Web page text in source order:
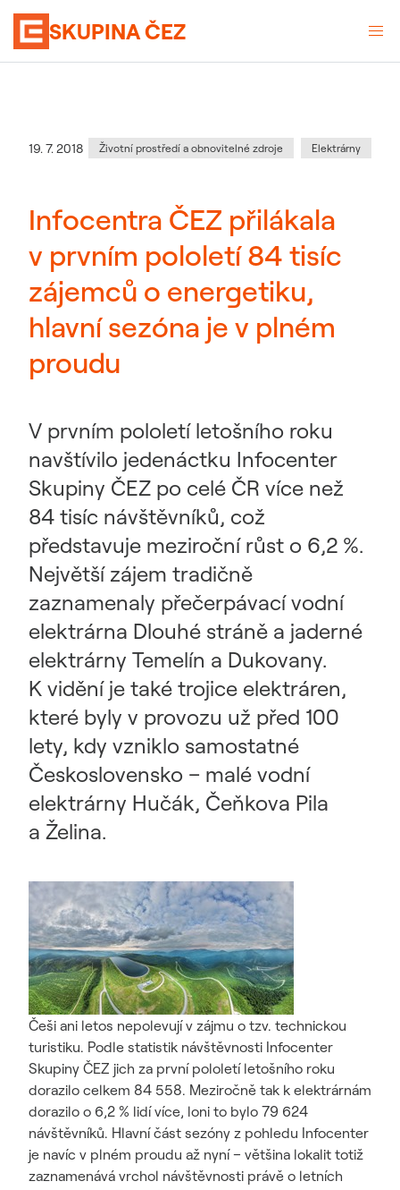
SKUPINA ČEZ
Datum zveřejnění
19. 7. 2018 Kategorie:
Životní prostředí a obnovitelné zdroje Elektrárny
Infocentra ČEZ přilákala
v prvním pololetí 84 tisíc
zájemců o energetiku,
hlavní sezóna je v plném
proudu
V prvním pololetí letošního roku
navštívilo jedenáctku Infocenter
Skupiny ČEZ po celé ČR více než
84 tisíc návštěvníků, což
představuje meziroční růst o 6,2 %.
Největší zájem tradičně
zaznamenaly přečerpávací vodní
elektrárna Dlouhé stráně a jaderné
elektrárny Temelín a Dukovany.
K vidění je také trojice elektráren,
které byly v provozu už před 100
lety, kdy vzniklo samostatné
Československo – malé vodní
elektrárny Hučák, Čeňkova Pila
a Želina.
Češi ani letos nepolevují v zájmu o tzv. technickou
turistiku. Podle statistik návštěvnosti Infocenter
Skupiny ČEZ jich za první pololetí letošního roku
dorazilo celkem 84 558. Meziročně tak k elektrárnám
dorazilo o 6,2 % lidí více, loni to bylo 79 624
návštěvníků. Hlavní část sezóny z pohledu Infocenter
je navíc v plném proudu až nyní – většina lokalit totiž
zaznamenává vrchol návštěvnosti právě o letních